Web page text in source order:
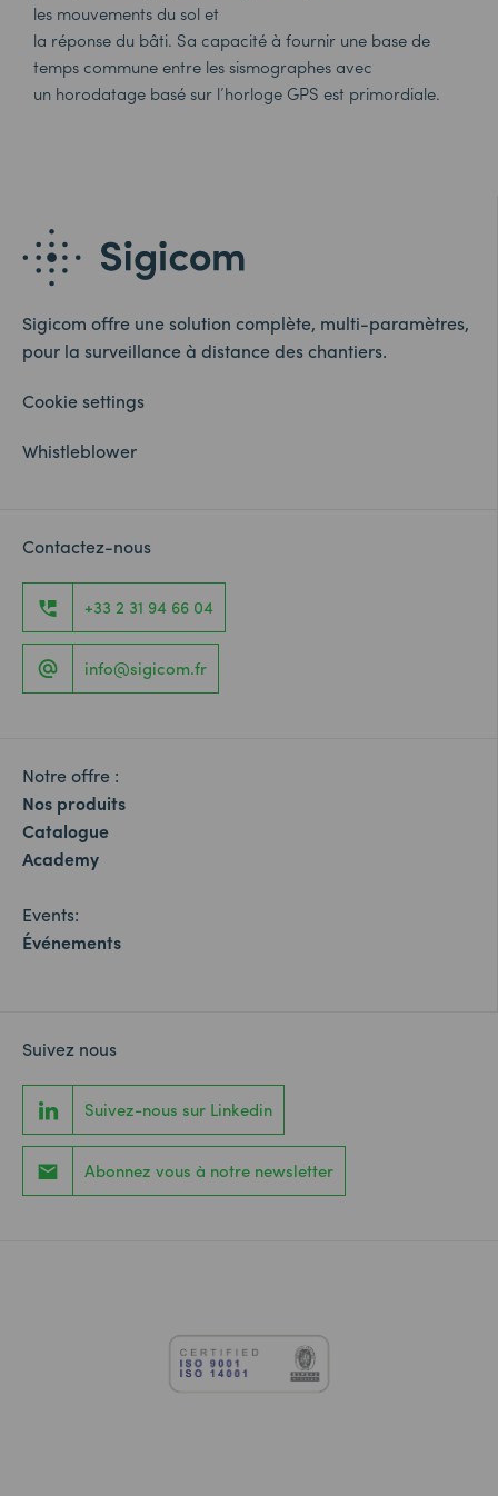
les mouvements du sol et
la réponse du bâti. Sa capacité à fournir une base de
temps commune entre les sismographes avec
un horodatage basé sur l’horloge GPS est primordiale.
Sigicom offre une solution complète, multi-paramètres,
pour la surveillance à distance des chantiers.
Cookie settings
Whistleblower
Contactez-nous
+33 2 31 94 66 04
info@sigicom.fr
Notre offre :
Nos produits
Catalogue
Academy
Events:
Événements
Suivez nous
Suivez-nous sur Linkedin
Abonnez vous à notre newsletter